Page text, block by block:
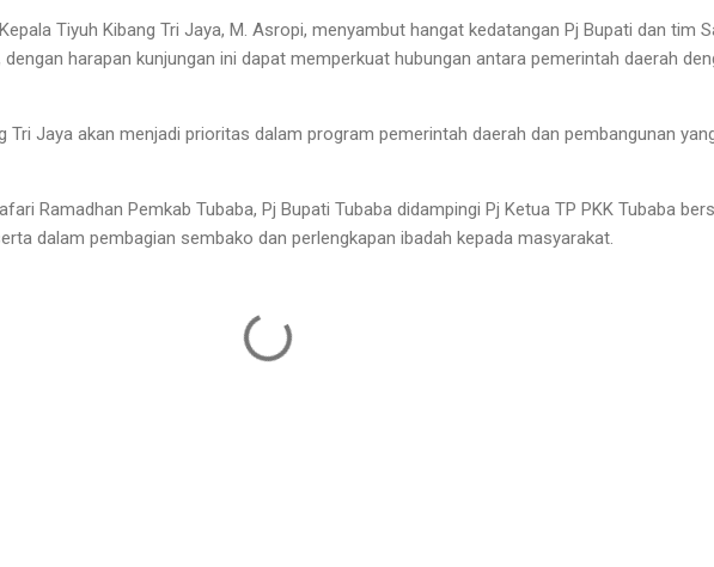
Tiyuh Kibang Tri Jaya, M. Asropi, menyambut hangat kedatangan Pj Bupati dan tim
dengan harapan kunjungan ini dapat memperkuat hubungan antara pemerintah daerah
Tri Jaya akan menjadi prioritas dalam program pemerintah daerah dan pembangunan
Ramadhan Pemkab Tubaba, Pj Bupati Tubaba didampingi Pj Ketua TP PKK Tubaba
dalam pembagian sembako dan perlengkapan ibadah kepada masyarakat.